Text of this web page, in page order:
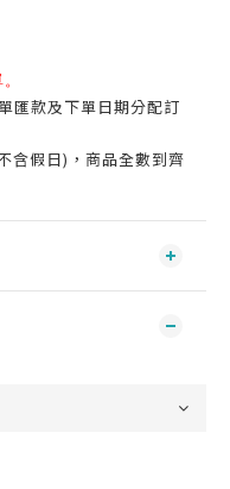
匯款及下單日期分配訂
含假日)，商品全數到齊